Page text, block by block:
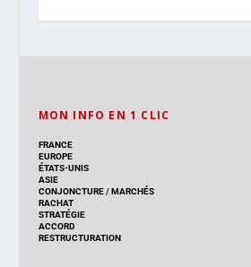
MON INFO EN 1 CLIC
FRANCE
EUROPE
ÉTATS-UNIS
ASIE
CONJONCTURE/MARCHÉS
RACHAT
STRATÉGIE
ACCORD
RESTRUCTURATION